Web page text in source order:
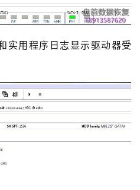
实用程序日志显示驱动器受